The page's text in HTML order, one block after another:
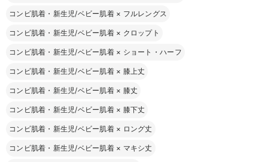
コンビ肌着・新生児/ベビー肌着 × フルレングス
コンビ肌着・新生児/ベビー肌着 × クロップト
コンビ肌着・新生児/ベビー肌着 × ショート・ハーフ
コンビ肌着・新生児/ベビー肌着 × 膝上丈
コンビ肌着・新生児/ベビー肌着 × 膝丈
コンビ肌着・新生児/ベビー肌着 × 膝下丈
コンビ肌着・新生児/ベビー肌着 × ロング丈
コンビ肌着・新生児/ベビー肌着 × マキシ丈